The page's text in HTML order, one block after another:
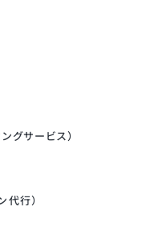
グサービス）
代行）